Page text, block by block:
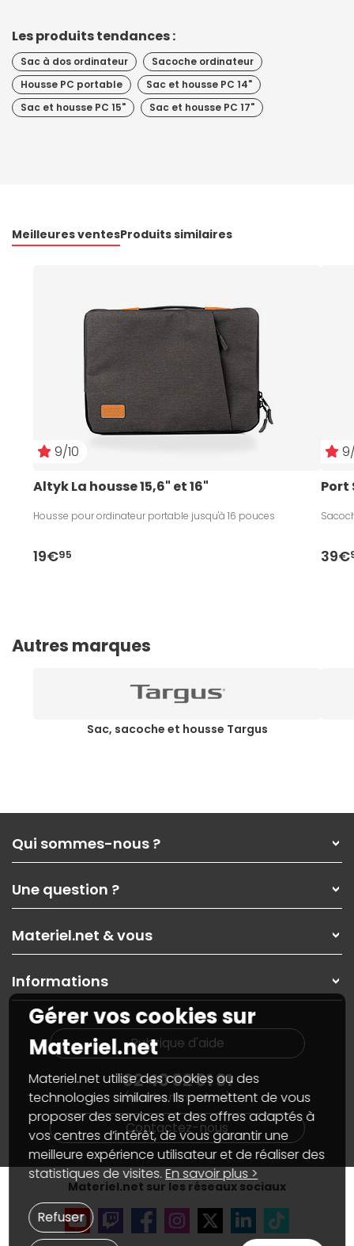
Les produits tendances :
Sac à dos ordinateur
Sacoche ordinateur
Housse PC portable
Sac et housse PC 14"
Sac et housse PC 15"
Sac et housse PC 17"
Meilleures ventesProduits similaires
9/10
Altyk La housse 15,6" et 16"
Housse pour ordinateur portable jusqu'à 16 pouces
19€95
Port
39€
Autres marques
Sac, sacoche et housse Targus
Qui sommes-nous ?
Nos services
Les magasins Materiel.net
Nos solutions pour les pros
Contactez-nous
Une question ?
Paiement, livraison
Garanties,Pack Zen
SAV, demander un retour
Informations
Guides d'achats et tutoriels
Materiel.net & vous
On rachète votre carte graphique
PC sur mesure : Votre RDV personnalisé
Notre démarche écologique
Materiel.net recrute
Notre programme d'affiliation
Partenariat & Sponsoring
Informations
Plan du site
Nos marques
Conditions générales de vente
Informations légales
Données personnellesetcookies
Gérer vos cookies
Accessibilité : non conforme
Rubrique d'aide
02 40 92 91 91
(numéro non surtaxé)
Contactez-nous
Materiel.net sur les réseaux sociaux
Gérer vos cookies sur
Materiel.net
Materiel.net utilise des cookies ou des
technologies similaires. Ils permettent de vous
proposer des services et des offres adaptés à
vos centres d’intérêt, de vous garantir une
meilleure expérience utilisateur et de réaliser des
statistiques de visites.En savoir plus >
Refuser